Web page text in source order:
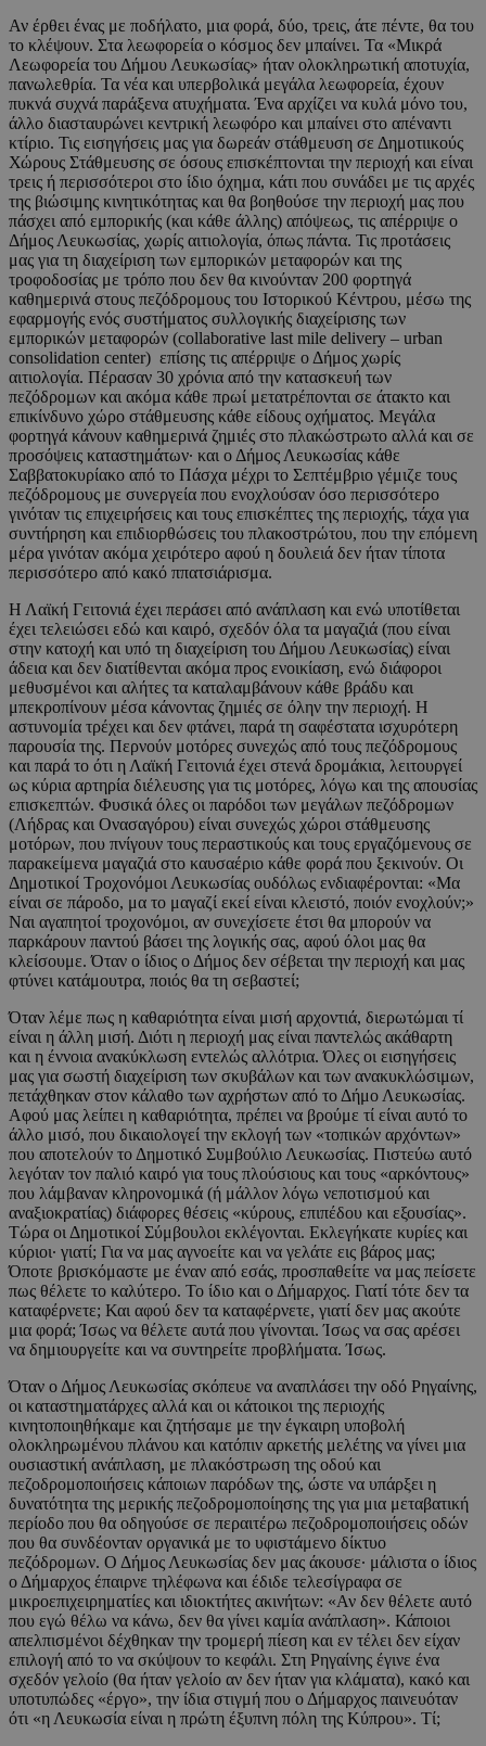
Αν έρθει ένας με ποδήλατο, μια φορά, δύο, τρεις, άτε πέντε, θα του
το κλέψουν. Στα λεωφορεία ο κόσμος δεν μπαίνει. Τα «Μικρά
Λεωφορεία του Δήμου Λευκωσίας» ήταν ολοκληρωτική αποτυχία,
πανωλεθρία. Τα νέα και υπερβολικά μεγάλα λεωφορεία, έχουν
πυκνά συχνά παράξενα ατυχήματα. Ένα αρχίζει να κυλά μόνο του,
άλλο διασταυρώνει κεντρική λεωφόρο και μπαίνει στο απέναντι
κτίριο. Τις εισηγήσεις μας για δωρεάν στάθμευση σε Δημοτιικούς
Χώρους Στάθμευσης σε όσους επισκέπτονται την περιοχή και είναι
τρεις ή περισσότεροι στο ίδιο όχημα, κάτι που συνάδει με τις αρχές
της βιώσιμης κινητικότητας και θα βοηθούσε την περιοχή μας που
πάσχει από εμπορικής (και κάθε άλλης) απόψεως, τις απέρριψε ο
Δήμος Λευκωσίας, χωρίς αιτιολογία, όπως πάντα. Τις προτάσεις
μας για τη διαχείριση των εμπορικών μεταφορών και της
τροφοδοσίας με τρόπο που δεν θα κινούνταν 200 φορτηγά
καθημερινά στους πεζόδρομους του Ιστορικού Κέντρου, μέσω της
εφαρμογής ενός συστήματος συλλογικής διαχείρισης των
εμπορικών μεταφορών (collaborative last mile delivery – urban
consolidation center) επίσης τις απέρριψε ο Δήμος χωρίς
αιτιολογία. Πέρασαν 30 χρόνια από την κατασκευή των
πεζόδρομων και ακόμα κάθε πρωί μετατρέπονται σε άτακτο και
επικίνδυνο χώρο στάθμευσης κάθε είδους οχήματος. Μεγάλα
φορτηγά κάνουν καθημερινά ζημιές στο πλακώστρωτο αλλά και σε
προσόψεις καταστημάτων· και ο Δήμος Λευκωσίας κάθε
Σαββατοκυρίακο από το Πάσχα μέχρι το Σεπτέμβριο γέμιζε τους
πεζόδρομους με συνεργεία που ενοχλούσαν όσο περισσότερο
γινόταν τις επιχειρήσεις και τους επισκέπτες της περιοχής, τάχα για
συντήρηση και επιδιορθώσεις του πλακοστρώτου, που την επόμενη
μέρα γινόταν ακόμα χειρότερο αφού η δουλειά δεν ήταν τίποτα
περισσότερο από κακό ππατσιάρισμα.
Η Λαϊκή Γειτονιά έχει περάσει από ανάπλαση και ενώ υποτίθεται
έχει τελειώσει εδώ και καιρό, σχεδόν όλα τα μαγαζιά (που είναι
στην κατοχή και υπό τη διαχείριση του Δήμου Λευκωσίας) είναι
άδεια και δεν διατίθενται ακόμα προς ενοικίαση, ενώ διάφοροι
μεθυσμένοι και αλήτες τα καταλαμβάνουν κάθε βράδυ και
μπεκροπίνουν μέσα κάνοντας ζημιές σε όλην την περιοχή. Η
αστυνομία τρέχει και δεν φτάνει, παρά τη σαφέστατα ισχυρότερη
παρουσία της. Περνούν μοτόρες συνεχώς από τους πεζόδρομους
και παρά το ότι η Λαϊκή Γειτονιά έχει στενά δρομάκια, λειτουργεί
ως κύρια αρτηρία διέλευσης για τις μοτόρες, λόγω και της απουσίας
επισκεπτών. Φυσικά όλες οι παρόδοι των μεγάλων πεζόδρομων
(Λήδρας και Ονασαγόρου) είναι συνεχώς χώροι στάθμευσης
μοτόρων, που πνίγουν τους περαστικούς και τους εργαζόμενους σε
παρακείμενα μαγαζιά στο καυσαέριο κάθε φορά που ξεκινούν. Οι
Δημοτικοί Τροχονόμοι Λευκωσίας ουδόλως ενδιαφέρονται: «Μα
είναι σε πάροδο, μα το μαγαζί εκεί είναι κλειστό, ποιόν ενοχλούν;»
Ναι αγαπητοί τροχονόμοι, αν συνεχίσετε έτσι θα μπορούν να
παρκάρουν παντού βάσει της λογικής σας, αφού όλοι μας θα
κλείσουμε. Όταν ο ίδιος ο Δήμος δεν σέβεται την περιοχή και μας
φτύνει κατάμουτρα, ποιός θα τη σεβαστεί;
Όταν λέμε πως η καθαριότητα είναι μισή αρχοντιά, διερωτώμαι τί
είναι η άλλη μισή. Διότι η περιοχή μας είναι παντελώς ακάθαρτη
και η έννοια ανακύκλωση εντελώς αλλότρια. Όλες οι εισηγήσεις
μας για σωστή διαχείριση των σκυβάλων και των ανακυκλώσιμων,
πετάχθηκαν στον κάλαθο των αχρήστων από το Δήμο Λευκωσίας.
Αφού μας λείπει η καθαριότητα, πρέπει να βρούμε τί είναι αυτό το
άλλο μισό, που δικαιολογεί την εκλογή των «τοπικών αρχόντων»
που αποτελούν το Δημοτικό Συμβούλιο Λευκωσίας. Πιστεύω αυτό
λεγόταν τον παλιό καιρό για τους πλούσιους και τους «αρκόντους»
που λάμβαναν κληρονομικά (ή μάλλον λόγω νεποτισμού και
αναξιοκρατίας) διάφορες θέσεις «κύρους, επιπέδου και εξουσίας».
Τώρα οι Δημοτικοί Σύμβουλοι εκλέγονται. Εκλεγήκατε κυρίες και
κύριοι· γιατί; Για να μας αγνοείτε και να γελάτε εις βάρος μας;
Όποτε βρισκόμαστε με έναν από εσάς, προσπαθείτε να μας πείσετε
πως θέλετε το καλύτερο. Το ίδιο και ο Δήμαρχος. Γιατί τότε δεν τα
καταφέρνετε; Και αφού δεν τα καταφέρνετε, γιατί δεν μας ακούτε
μια φορά; Ίσως να θέλετε αυτά που γίνονται. Ίσως να σας αρέσει
να δημιουργείτε και να συντηρείτε προβλήματα. Ίσως.
Όταν ο Δήμος Λευκωσίας σκόπευε να αναπλάσει την οδό Ρηγαίνης,
οι καταστηματάρχες αλλά και οι κάτοικοι της περιοχής
κινητοποιηθήκαμε και ζητήσαμε με την έγκαιρη υποβολή
ολοκληρωμένου πλάνου και κατόπιν αρκετής μελέτης να γίνει μια
ουσιαστική ανάπλαση, με πλακόστρωση της οδού και
πεζοδρομοποιήσεις κάποιων παρόδων της, ώστε να υπάρξει η
δυνατότητα της μερικής πεζοδρομοποίησης της για μια μεταβατική
περίοδο που θα οδηγούσε σε περαιτέρω πεζοδρομοποιήσεις οδών
που θα συνδέονταν οργανικά με το υφιστάμενο δίκτυο
πεζόδρομων. Ο Δήμος Λευκωσίας δεν μας άκουσε· μάλιστα ο ίδιος
ο Δήμαρχος έπαιρνε τηλέφωνα και έδιδε τελεσίγραφα σε
μικροεπιχειρηματίες και ιδιοκτήτες ακινήτων: «Αν δεν θέλετε αυτό
που εγώ θέλω να κάνω, δεν θα γίνει καμία ανάπλαση». Κάποιοι
απελπισμένοι δέχθηκαν την τρομερή πίεση και εν τέλει δεν είχαν
επιλογή από το να σκύψουν το κεφάλι. Στη Ρηγαίνης έγινε ένα
σχεδόν γελοίο (θα ήταν γελοίο αν δεν ήταν για κλάματα), κακό και
υποτυπώδες «έργο», την ίδια στιγμή που ο Δήμαρχος παινευόταν
ότι «η Λευκωσία είναι η πρώτη έξυπνη πόλη της Κύπρου». Τί;